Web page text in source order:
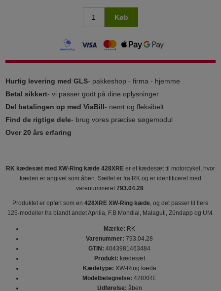
Køb
Hurtig levering med GLS- pakkeshop - firma - hjemme
Betal sikkert- vi passer godt på dine oplysninger
Del betalingen op med ViaBill- nemt og fleksibelt
Find de rigtige dele- brug vores præcise søgemodul
Over 20 års erfaring
RK kædesæt med XW-Ring kæde 428XRE er et kædesæt til motorcykel, hvor
kæden er angivet som åben. Sættet er fra RK og er identificeret med
varenummeret 793.04.28
Produktet er opført som en 428XRE XW-Ring kæde , og det passer til flere
125-modeller fra blandt andet Aprilia, F.B Mondial, Malaguti, Zündapp og UM.
Mærke: RK
Varenummer: 793.04.28
GTIN: 4043981463484
Produkt: kædesæt
Kædetype: XW-Ring kæde
Modelbetegnelse: 428XRE
Udførelse: åben